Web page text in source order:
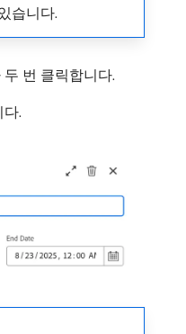
습니다.
번 클릭합니다.
.